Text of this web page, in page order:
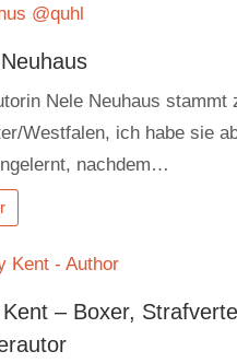
Nele Neuhaus stammt
Westfalen, ich habe sie
nachdem…
– Boxer,